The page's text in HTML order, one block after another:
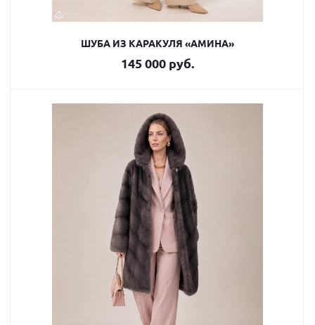
ШУБА ИЗ КАРАКУЛЯ «АМИНА»
145 000 руб.